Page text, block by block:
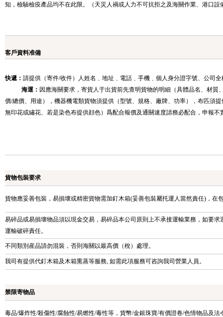
知，檢驗檢疫產品均不在此限。（天災人禍或人力不可抗拒之及海關作業、港口設
客戶資料准備
快遞： 請提供（寄件/收件）人姓名﹑地址﹑電話﹑手機﹑個人身分證字號、公司
海運： 因應海關要求，寄貨人于出貨前先查明貨物的明細（具體品名、材質
價/總價、用途），機器機電類貨物須提供（型號、規格、廠牌、功率），布匹須
無印花或繡花、若是染色布提供顔色）爲配合報價及通關速度請務必配合，申報不
貨物包裝要求
貨物應妥善包裝，易損壞或精密貨物需加釘木箱(妥善包裝屬托運人當然責任)，在
易碎品或易損壞物品須以現金交易，易碎品本公司原則上不承接運輸業務，如要
運輸破碎責任。
不同類別産品請勿混裝，否則海關以最高價（稅）處理。
我司有提供代釘木箱及木箱熏蒸等服務, 如需此項服務可咨詢我司營業人員。
禁限寄物品
毒品/爆炸性/殺傷性/腐蝕性/易燃性/毒性等，貨幣/金銀珠寶/有價證卷/色情物品及法